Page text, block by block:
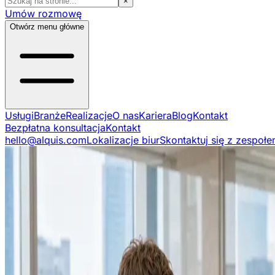
Umów rozmowę
Otwórz menu główne
UsługiBranżeRealizacjeO nasKarieraBlogKontakt
Bezpłatna konsultacjaKontakt
hello@alquis.comLokalizacje biurSkontaktuj się z